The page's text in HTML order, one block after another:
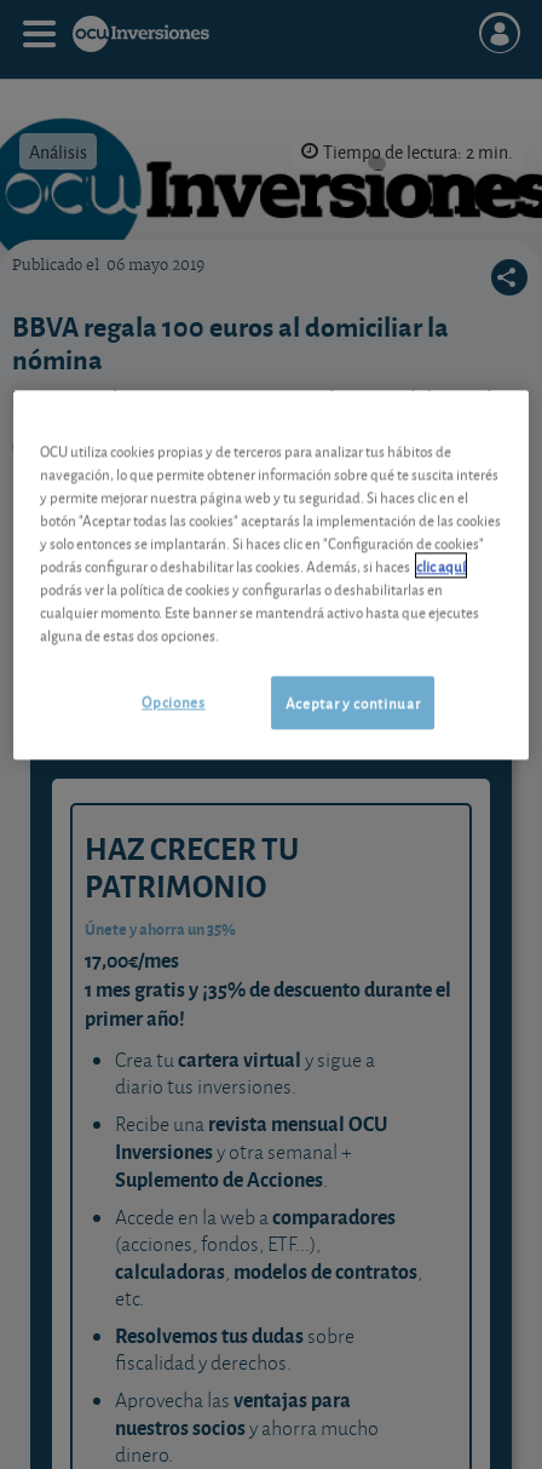
Análisis Tiempo de lectura: 2 min.
Publicado el 06 mayo 2019
BBVA regala 100 euros al domiciliar la
nómina
BBVA regala 100 euros a nuevos clientes al domiciliar
Contigo o Blue Online. ¿Es una oferta interesante?
Contenido reservado a SOCIOS
Gestiona tu dinero con visión
experta
y consigue que cada euro trabaje
para ti
HAZ CRECER TU
PATRIMONIO
Únete y ahorra un 35%
17,00€/mes
1 mes gratis y ¡35% de descuento durante el
primer año!
Crea tucartera virtualy sigue a
diario tus inversiones.
Recibe unarevista mensual OCU
Inversionesy otra semanal +
Suplemento de Acciones.
Accede en la web acomparadores
(acciones, fondos, ETF...),
calculadoras, modelos de contratos,
etc.
Resolvemos tus dudassobre
fiscalidad y derechos.
Aprovecha lasventajas para
nuestros sociosy ahorra mucho
dinero.
OCU utiliza cookies propias y de terceros para analizar tus hábitos de
navegación, lo que permite obtener información sobre qué te suscita interés
y permite mejorar nuestra página web y tu seguridad. Si haces clic en el
botón "Aceptar todas las cookies" aceptarás la implementación de las cookies
y solo entonces se implantarán. Si haces clic en "Configuración de cookies"
podrás configurar o deshabilitar las cookies. Además, si haces clic aquí
podrás ver la política de cookies y configurarlas o deshabilitarlas en
cualquier momento. Este banner se mantendrá activo hasta que ejecutes
alguna de estas dos opciones.
Aceptar y continuar
Opciones